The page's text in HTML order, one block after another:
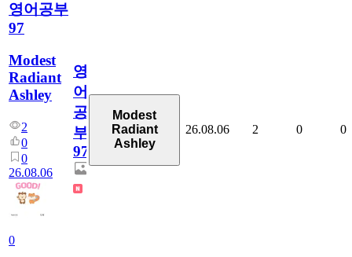
영어공부
97
Modest
Radiant
Ashley
2
0
0
26.08.06
0
영
어
공
부
97
Modest
Radiant
Ashley
26.08.06 2 0 0